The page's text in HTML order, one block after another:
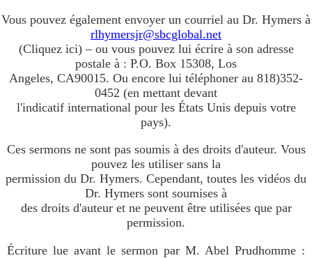
Vous pouvez également envoyer un courriel au Dr. Hymers à
rlhymersjr@sbcglobal.net
(Cliquez ici) – ou vous pouvez lui écrire à son adresse
postale à : P.O. Box 15308, Los
Angeles, CA90015. Ou encore lui téléphoner au 818)352-
0452 (en mettant devant
l'indicatif international pour les États Unis depuis votre
pays).
Ces sermons ne sont pas soumis à des droits d'auteur. Vous
pouvez les utiliser sans la
permission du Dr. Hymers. Cependant, toutes les vidéos du
Dr. Hymers sont soumises à
des droits d'auteur et ne peuvent être utilisées que par
permission.
Écriture lue avant le sermon par M. Abel Prudhomme :